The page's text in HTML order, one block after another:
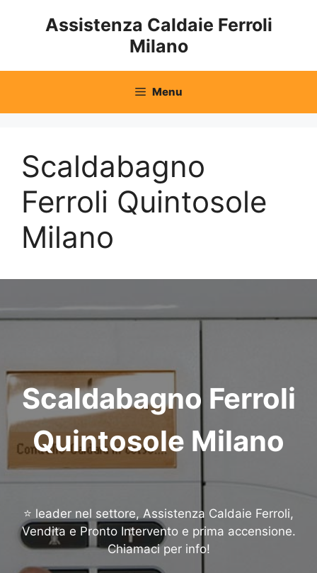
Assistenza Caldaie Ferroli
Milano
Menu
Scaldabagno
Ferroli Quintosole
Milano
Scaldabagno Ferroli
Quintosole Milano
⭐ leader nel settore, Assistenza Caldaie Ferroli,
Vendita e Pronto Intervento e prima accensione.
Chiamaci per info!